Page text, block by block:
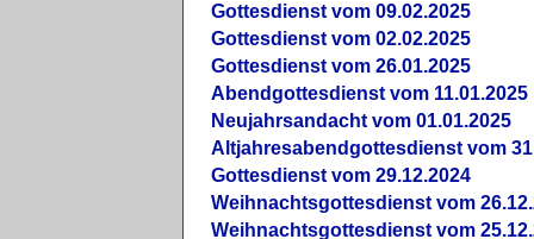
Gottesdienst vom 09.02.2025
Gottesdienst vom 02.02.2025
Gottesdienst vom 26.01.2025
Abendgottesdienst vom 11.01.2025
Neujahrsandacht vom 01.01.2025
Altjahresabendgottesdienst vom
Gottesdienst vom 29.12.2024
Weihnachtsgottesdienst vom
Weihnachtsgottesdienst vom